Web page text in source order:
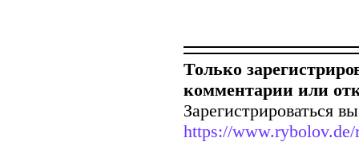
Только
комментарии или
Зарегистрироваться
https://www.rybolov.de/